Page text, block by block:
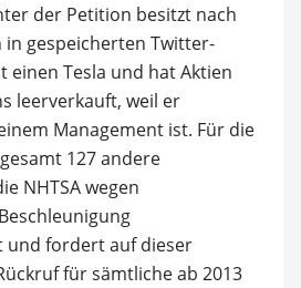
der Petition besitzt nach
in gespeicherten Twitter-
einen Tesla und hat Aktien
leerverkauft, weil er
Management ist. Für die
127 andere
NHTSA wegen
und fordert auf dieser
für sämtliche ab 2013